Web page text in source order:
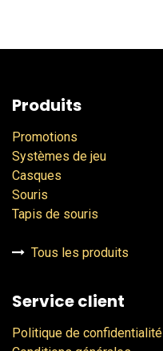
Produits
Promotions
Systèmes de jeu
Casques
Souris
Tapis de souris
Tous les produits
Service client
Politique de confidentialité